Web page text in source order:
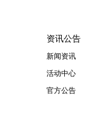
资讯公告
新闻资讯
活动中心
官方公告